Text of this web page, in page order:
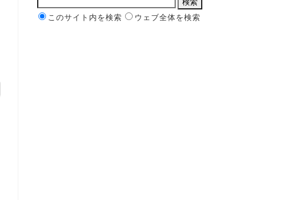
このサイト内を検索 ウェブ全体を検索